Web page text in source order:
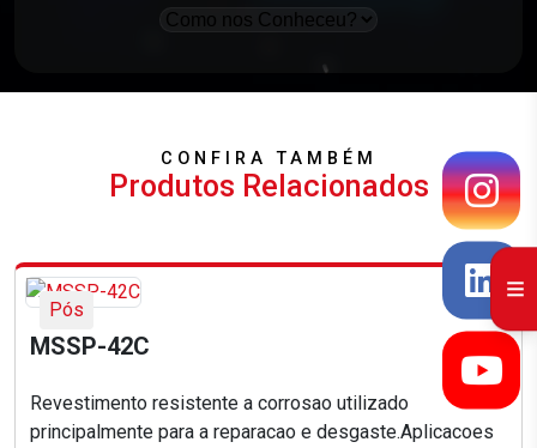
CONFIRA TAMBÉM
Produtos Relacionados
Pós
MSSP-42C
Revestimento resistente a corrosao utilizado
principalmente para a reparacao e desgaste.Aplicacoes